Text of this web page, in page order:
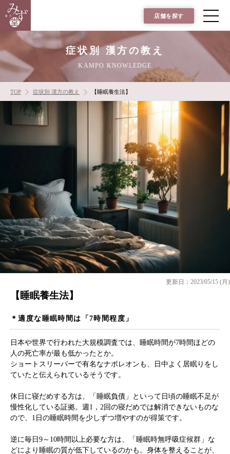
店舗を探す
症状別 漢方の教え
KAMPO KNOWLEDGE
TOP 症状別 漢方の教え 【睡眠養生法】
更新日：2023/05/15 (月)
【睡眠養生法】
＊適度な睡眠時間は「7時間程度」
日本や世界で行われた大規模調査では、睡眠時間が7時間ほどの
人の死亡率が最も低かったとか。
ショートスリーパーで有名なナポレオンも、日中よく居眠りをし
ていたと伝えられているそうです。
休日に寝だめする方は、「睡眠負債」といって日頃の睡眠不足が
慢性化している証拠。週1，2回の寝だめでは解消できないものな
ので、1日の睡眠時間を少しずつ増やすのが得策です。
逆に毎日9～10時間以上必要な方は、「睡眠時無呼吸症候群」な
どにより睡眠の質が低下しているのかも。身体を整えることが、